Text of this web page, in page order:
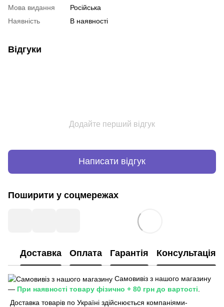
Мова видання
Російська
Наявність
В наявності
Відгуки
Додайте перший відгук
Написати відгук
Поширити у соцмережах
Доставка Оплата Гарантія Консультація
Самовивіз з нашого магазину
— При наявності товару фізично + 80 грн до вартості
Доставка товарів по Україні здійснюється компаніями-